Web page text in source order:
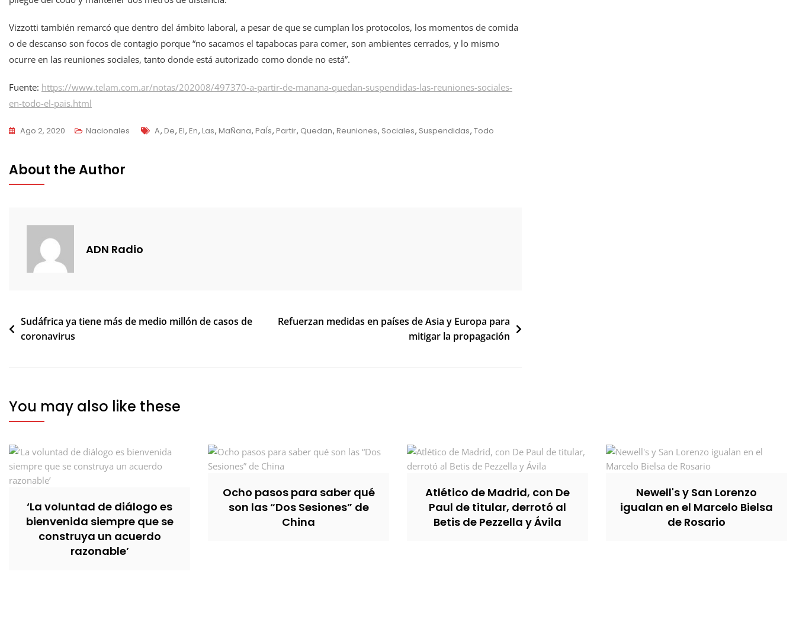
Vizzotti también remarcó que dentro del ámbito laboral, a pesar de que se cumplan los protocolos, los momentos de comida
o de descanso son focos de contagio porque “no sacamos el tapabocas para comer, son ambientes cerrados, y lo mismo
ocurre en las reuniones sociales, tanto donde está autorizado como donde no está”.
Fuente: https://www.telam.com.ar/notas/202008/497370-a-partir-de-manana-quedan-suspendidas-las-reuniones-sociales-
en-todo-el-pais.html
Ago 2, 2020 Nacionales Tags
A, De, El, En, Las, MaÑana, PaÍs, Partir, Quedan, Reuniones, Sociales, Suspendidas, Todo
About the Author
ADN Radio
Navegación
de
entradas
Sudáfrica ya tiene más de medio millón de casos de
coronavirus
Refuerzan medidas en países de Asia y Europa para
mitigar la propagación
You may also like these
‘La voluntad de diálogo es
bienvenida siempre que se
construya un acuerdo
razonable’
Ocho pasos para saber qué
son las “Dos Sesiones” de
China
Atlético de Madrid, con De
Paul de titular, derrotó al
Betis de Pezzella y Ávila
Newell's y San Lorenzo
igualan en el Marcelo Bielsa
de Rosario